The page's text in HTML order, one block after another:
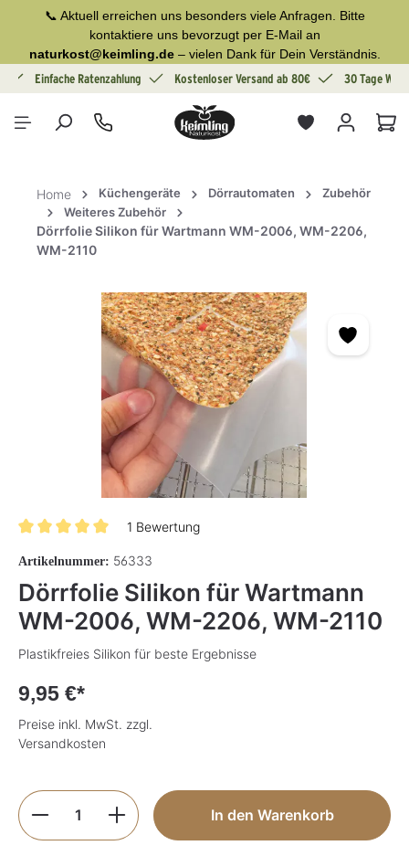
springen
📞 Aktuell erreichen uns besonders viele Anfragen. Bitte
kontaktiere uns bevorzugt per E-Mail an
naturkost@keimling.de– vielen Dank für Dein Verständnis.
Einfache Ratenzahlung Kostenloser Versand ab 80€ 30 Tage
Home Küchengeräte Dörrautomaten
Zubehör
Weiteres Zubehör
Dörrfolie Silikon für Wartmann WM-2006, WM-2206,
WM-2110
Bildergalerie überspringen
1 Bewertung
Artikelnummer: 56333
Dörrfolie Silikon für Wartmann
WM-2006, WM-2206, WM-2110
Plastikfreies Silikon für beste Ergebnisse
9,95 €*
Preise inkl. MwSt. zzgl.
Versandkosten
Produkt Anzahl: Gib den gewünschten
In den Warenkorb